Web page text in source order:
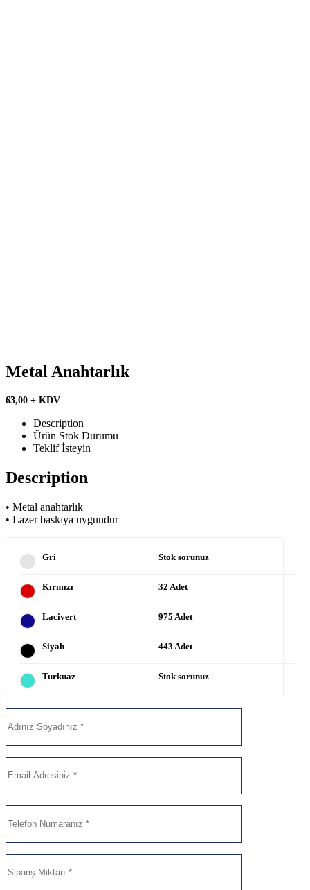
Metal Anahtarlık
63,00 + KDV
Description
Ürün Stok Durumu
Teklif İsteyin
Description
• Metal anahtarlık
• Lazer baskıya uygundur
Gri Stok sorunuz
Kırmızı 32 Adet
Lacivert 975 Adet
Siyah 443 Adet
Turkuaz Stok sorunuz